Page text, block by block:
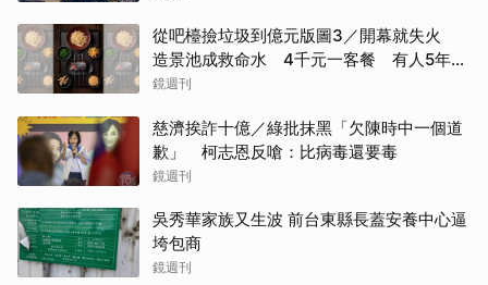
從吧檯撿垃圾到億元版圖3／開幕就失火
造景池成救命水 4千元一客餐 有人5年吃
了50次
鏡週刊
慈濟挨詐十億／綠批抹黑「欠陳時中一個道
歉」 柯志恩反嗆：比病毒還要毒
鏡週刊
吳秀華家族又生波 前台東縣長蓋安養中心逼
垮包商
鏡週刊